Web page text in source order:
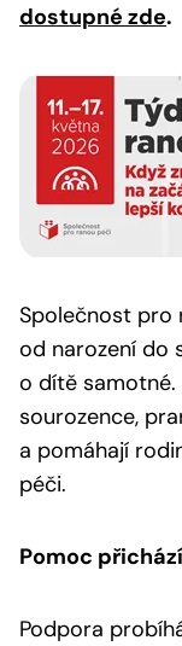
dostupné zde.
Společnost pro
od narození do
o dítě
sourozence,
a pomáhají
péči.
Pomoc
Podpora